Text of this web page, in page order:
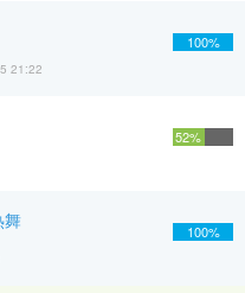
21:22
100%
52%
舞 100%